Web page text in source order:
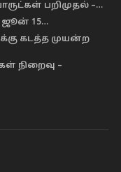
பறிமுதல் –…
ஜூன் 15…
கடத்த முயன்ற
நிறைவு –